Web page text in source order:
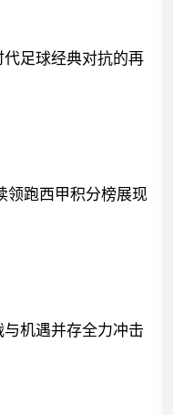
足球经典对抗的再
领跑西甲积分榜展现
机遇并存全力冲击